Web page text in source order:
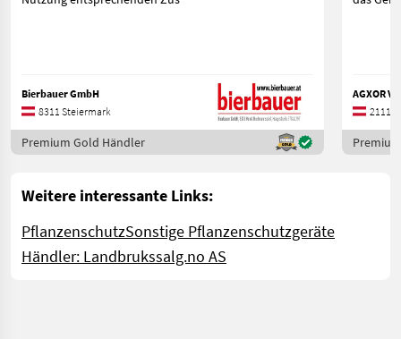
Bierbauer GmbH
8311 Steiermark
Premium Gold Händler
AGXOR
2111
Weitere interessante Links:
PflanzenschutzSonstige Pflanzenschutzgeräte
Händler: Landbrukssalg.no AS